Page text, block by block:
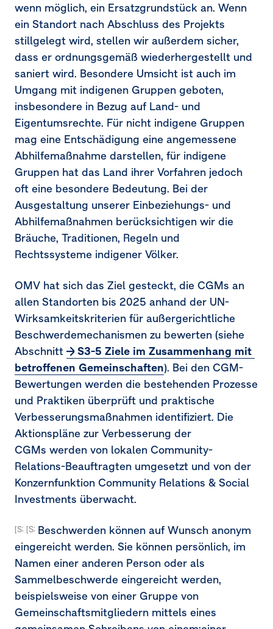
wenn möglich, ein Ersatzgrundstück an. Wenn
ein Standort nach Abschluss des Projekts
stillgelegt wird, stellen wir außerdem sicher,
dass er ordnungsgemäß wiederhergestellt und
saniert wird. Besondere Umsicht ist auch im
Umgang mit indigenen Gruppen geboten,
insbesondere in Bezug auf Land- und
Eigentumsrechte. Für nicht indigene Gruppen
mag eine Entschädigung eine angemessene
Abhilfemaßnahme darstellen, für indigene
Gruppen hat das Land ihrer Vorfahren jedoch
oft eine besondere Bedeutung. Bei der
Ausgestaltung unserer Einbeziehungs- und
Abhilfemaßnahmen berücksichtigen wir die
Bräuche, Traditionen, Regeln und
Rechtssysteme indigener Völker.
OMV hat sich das Ziel gesteckt, die CGMs an
allen Standorten bis 2025 anhand der UN-
Wirksamkeitskriterien für außergerichtliche
Beschwerdemechanismen zu bewerten (siehe
Abschnitt
S3-5 Ziele im Zusammenhang mit
betroffenen Gemeinschaften). Bei den CGM-
Bewertungen werden die bestehenden Prozesse
und Praktiken überprüft und praktische
Verbesserungsmaßnahmen identifiziert. Die
Aktionspläne zur Verbesserung der
CGMs werden von lokalen Community-
Relations-Beauftragten umgesetzt und von der
Konzernfunktion Community Relations & Social
Investments überwacht.
[S3-3.28]
[S3-3 AR 21]
Beschwerden können auf Wunsch anonym
eingereicht werden. Sie können persönlich, im
Namen einer anderen Person oder als
Sammelbeschwerde eingereicht werden,
beispielsweise von einer Gruppe von
Gemeinschaftsmitgliedern mittels eines